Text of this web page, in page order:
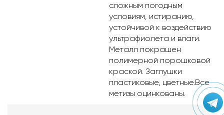
сложным погодным
условиям, истиранию,
устойчивой к воздействию
ультрафиолета и влаги.
Металл покрашен
полимерной порошковой
краской. Заглушки
пластиковые, цветные.Все
метизы оцинкованы.